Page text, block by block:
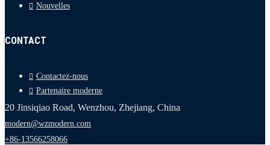
Nouvelles
CONTACT
Contactez-nous
Partenaire moderne
20 Jinsiqiao Road, Wenzhou, Zhejiang, China
modern@wzmodern.com
+86-13566258066